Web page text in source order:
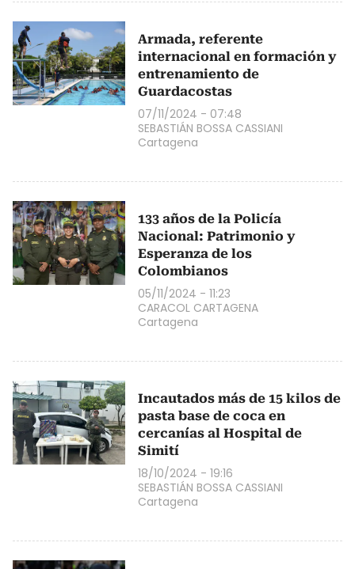
Armada, referente
internacional en formación y
entrenamiento de
Guardacostas
07/11/2024 - 07:48
SEBASTIÁN BOSSA CASSIANI
Cartagena
133 años de la Policía
Nacional: Patrimonio y
Esperanza de los
Colombianos
05/11/2024 - 11:23
CARACOL CARTAGENA
Cartagena
Incautados más de 15 kilos de
pasta base de coca en
cercanías al Hospital de
Simití
18/10/2024 - 19:16
SEBASTIÁN BOSSA CASSIANI
Cartagena